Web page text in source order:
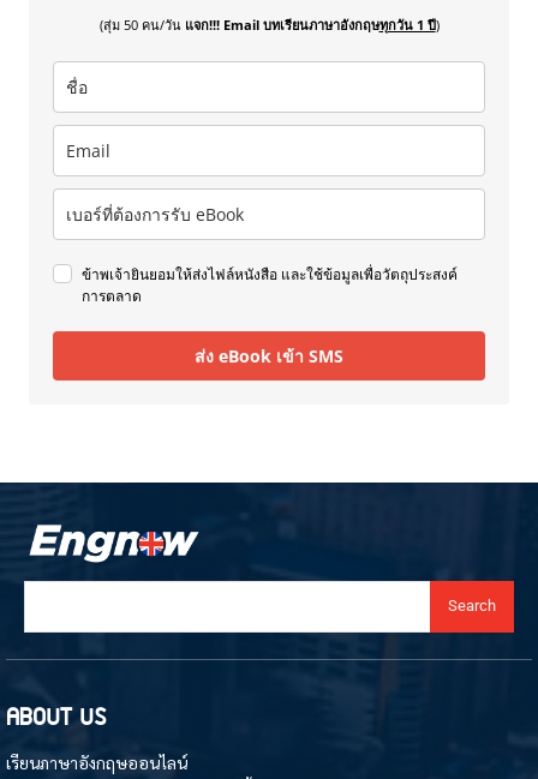
(สุ่ม 50 คน/วัน แจก!!! Email บทเรียนภาษาอังกฤษทุกวัน 1 ปี)
ข้าพเจ้ายินยอมให้ส่งไฟล์หนังสือ และใช้ข้อมูลเพื่อวัตถุประสงค์
การตลาด
ส่ง eBook เข้า SMS
Search
ABOUT US
เรียนภาษาอังกฤษออนไลน์